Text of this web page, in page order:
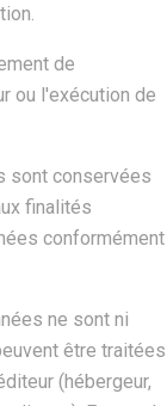
de
ou l'exécution de
sont conservées
finalités
conformément
ne sont ni
être traitées
(hébergeur,